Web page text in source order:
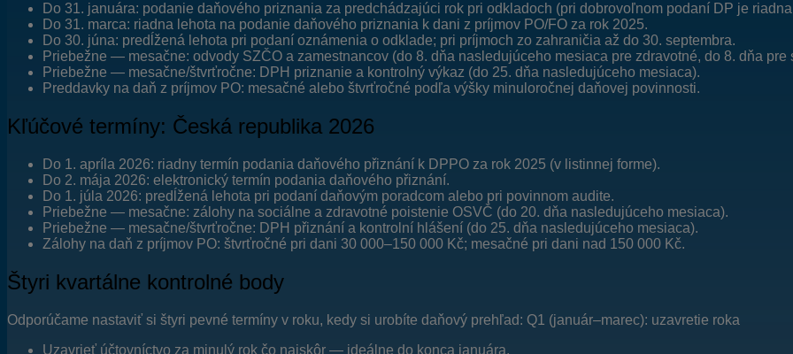
Do 31. januára: podanie daňového priznania za predchádzajúci rok pri odkladoch (pri dobrovoľnom podaní DP je
Do 31. marca: riadna lehota na podanie daňového priznania k dani z príjmov PO/FO za rok 2025.
Do 30. júna: predĺžená lehota pri podaní oznámenia o odklade; pri príjmoch zo zahraničia až do 30. septembra.
Priebežne — mesačne: odvody SZČO a zamestnancov (do 8. dňa nasledujúceho mesiaca pre zdravotné, do 8. dňa pre
Priebežne — mesačne/štvrťročne: DPH priznanie a kontrolný výkaz (do 25. dňa nasledujúceho mesiaca).
Preddavky na daň z príjmov PO: mesačné alebo štvrťročné podľa výšky minuloročnej daňovej povinnosti.
Kľúčové termíny: Česká republika 2026
Do 1. apríla 2026: riadny termín podania daňového přiznání k DPPO za rok 2025 (v listinnej forme).
Do 2. mája 2026: elektronický termín podania daňového přiznání.
Do 1. júla 2026: predĺžená lehota pri podaní daňovým poradcom alebo pri povinnom audite.
Priebežne — mesačne: zálohy na sociálne a zdravotné poistenie OSVČ (do 20. dňa nasledujúceho mesiaca).
Priebežne — mesačne/štvrťročne: DPH přiznání a kontrolní hlášení (do 25. dňa nasledujúceho mesiaca).
Zálohy na daň z príjmov PO: štvrťročné pri dani 30 000–150 000 Kč; mesačné pri dani nad 150 000 Kč.
Štyri kvartálne kontrolné body
Odporúčame nastaviť si štyri pevné termíny v roku, kedy si urobíte daňový prehľad: Q1 (január–marec): uzavretie roka
Uzavrieť účtovníctvo za minulý rok čo najskôr — ideálne do konca januára.